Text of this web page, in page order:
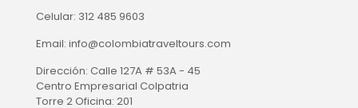
Celular: 312 485 9603
Email: info@colombiatraveltours.com
Dirección: Calle 127A # 53A - 45
Centro Empresarial Colpatria
Torre 2 Oficina: 201